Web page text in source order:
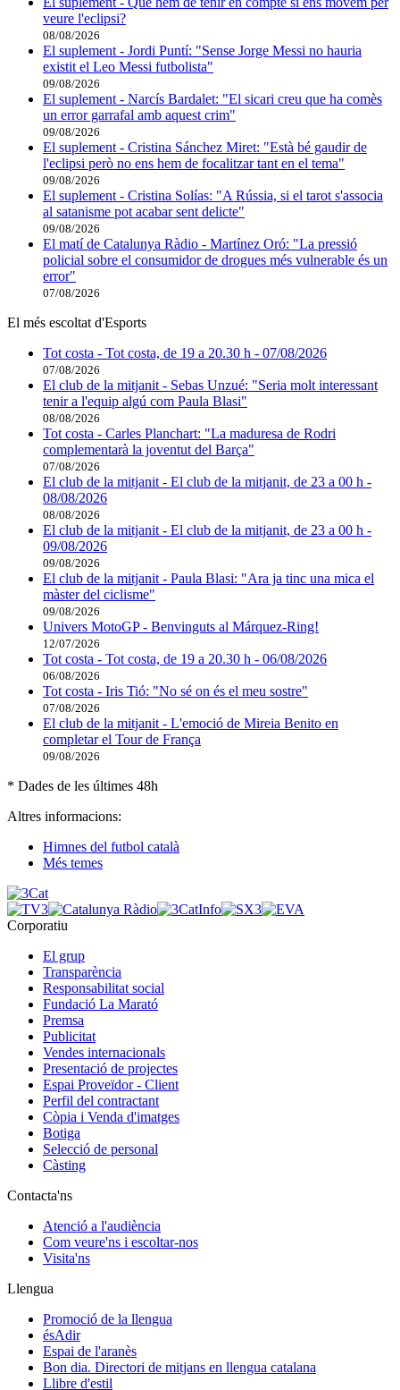
veure l'eclipsi?
08/08/2026
El suplement - Jordi Puntí: "Sense Jorge Messi no hauria
existit el Leo Messi futbolista"
09/08/2026
El suplement - Narcís Bardalet: "El sicari creu que ha comès
un error garrafal amb aquest crim"
09/08/2026
El suplement - Cristina Sánchez Miret: "Està bé gaudir de
l'eclipsi però no ens hem de focalitzar tant en el tema"
09/08/2026
El suplement - Cristina Solías: "A Rússia, si el tarot s'associa
al satanisme pot acabar sent delicte"
09/08/2026
El matí de Catalunya Ràdio - Martínez Oró: "La pressió
policial sobre el consumidor de drogues més vulnerable és un
error"
07/08/2026
El més escoltat d'Esports
Tot costa - Tot costa, de 19 a 20.30 h - 07/08/2026
07/08/2026
El club de la mitjanit - Sebas Unzué: "Seria molt interessant
tenir a l'equip algú com Paula Blasi"
08/08/2026
Tot costa - Carles Planchart: "La maduresa de Rodri
complementarà la joventut del Barça"
07/08/2026
El club de la mitjanit - El club de la mitjanit, de 23 a 00 h -
08/08/2026
08/08/2026
El club de la mitjanit - El club de la mitjanit, de 23 a 00 h -
09/08/2026
09/08/2026
El club de la mitjanit - Paula Blasi: "Ara ja tinc una mica el
màster del ciclisme"
09/08/2026
Univers MotoGP - Benvinguts al Márquez-Ring!
12/07/2026
Tot costa - Tot costa, de 19 a 20.30 h - 06/08/2026
06/08/2026
Tot costa - Iris Tió: "No sé on és el meu sostre"
07/08/2026
El club de la mitjanit - L'emoció de Mireia Benito en
completar el Tour de França
09/08/2026
* Dades de les últimes 48h
Altres informacions:
Himnes del futbol català
Més temes
Corporatiu
El grup
Transparència
Responsabilitat social
Fundació La Marató
Premsa
Publicitat
Vendes internacionals
Presentació de projectes
Espai Proveïdor - Client
Perfil del contractant
Còpia i Venda d'imatges
Botiga
Selecció de personal
Càsting
Contacta'ns
Atenció a l'audiència
Com veure'ns i escoltar-nos
Visita'ns
Llengua
Promoció de la llengua
ésAdir
Espai de l'aranès
Bon dia. Directori de mitjans en llengua catalana
Llibre d'estil